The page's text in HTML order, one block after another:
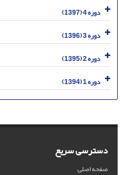
دوره 4 (1397)
دوره 3 (1396)
دوره 2 (1395)
دوره 1 (1394)
دسترسی سریع
صفحه اصلی